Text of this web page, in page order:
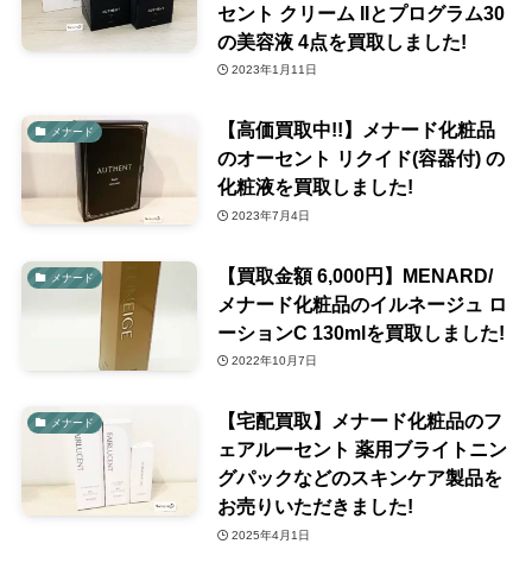
セント クリーム IIとプログラム30
の美容液 4点を買取しました!
2023年1月11日
メナード
【高価買取中!!】メナード化粧品
のオーセント リクイド(容器付) の
化粧液を買取しました!
2023年7月4日
メナード
【買取金額 6,000円】MENARD/
メナード化粧品のイルネージュ ロ
ーションC 130mlを買取しました!
2022年10月7日
メナード
【宅配買取】メナード化粧品のフ
ェアルーセント 薬用ブライトニン
グパックなどのスキンケア製品を
お売りいただきました!
2025年4月1日